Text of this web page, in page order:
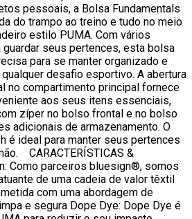
pessoais, a Bolsa Fundamentals
do trampo ao treino e tudo no meio
estilo PUMA. Com vários
seus pertences, esta bolsa
para se manter organizado e
desafio esportivo. A abertura
no compartimento principal fornece
aos seus itens essenciais,
zíper no bolso frontal e no bolso
adicionais de armazenamento. O
é ideal para manter seus pertences
CARACTERÍSTICAS &
Como parceiros bluesign®, somos
de uma cadeia de valor têxtil
com uma abordagem de
e segura Dope Dye: Dope Dye é